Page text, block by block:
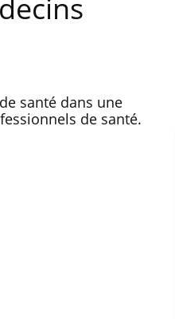
santé dans une
de santé.